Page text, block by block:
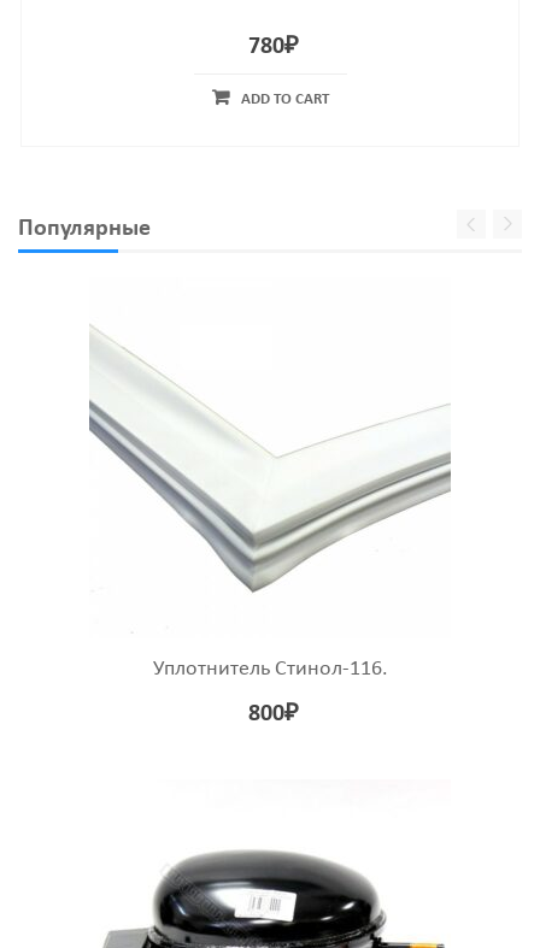
780₽
ADD TO CART
Популярные
Уплотнитель Стинол-116.
800₽